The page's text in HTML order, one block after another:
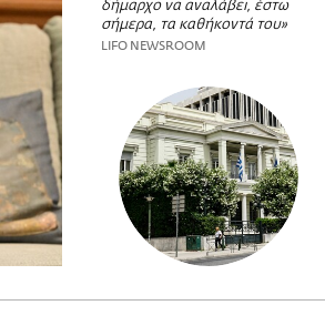
δήμαρχο να αναλάβει, έστω
σήμερα, τα καθήκοντά του»
LIFO NEWSROOM